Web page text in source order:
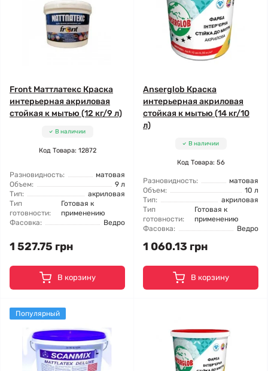
Front Маттлатекс Краска
интерьерная акриловая
стойкая к мытью (12 кг/9 л)
В наличии
Код Товара: 12872
Разновидность:
матовая
Объем:
9 л
Тип:
акриловая
Тип
готовности:
Готовая к
применению
Фасовка:
Ведро
1 527.75 грн
В корзину
Anserglob Краска
интерьерная акриловая
стойкая к мытью (14 кг/10
л)
В наличии
Код Товара: 56
Разновидность:
матовая
Объем:
10 л
Тип:
акриловая
Тип
готовности:
Готовая к
применению
Фасовка:
Ведро
1 060.13 грн
В корзину
Популярный